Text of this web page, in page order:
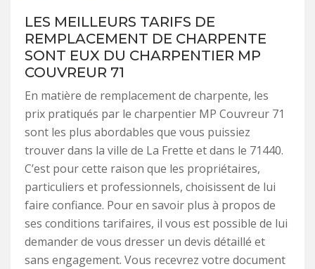
LES MEILLEURS TARIFS DE
REMPLACEMENT DE CHARPENTE
SONT EUX DU CHARPENTIER MP
COUVREUR 71
En matière de remplacement de charpente, les
prix pratiqués par le charpentier MP Couvreur 71
sont les plus abordables que vous puissiez
trouver dans la ville de La Frette et dans le 71440.
C’est pour cette raison que les propriétaires,
particuliers et professionnels, choisissent de lui
faire confiance. Pour en savoir plus à propos de
ses conditions tarifaires, il vous est possible de lui
demander de vous dresser un devis détaillé et
sans engagement. Vous recevrez votre document